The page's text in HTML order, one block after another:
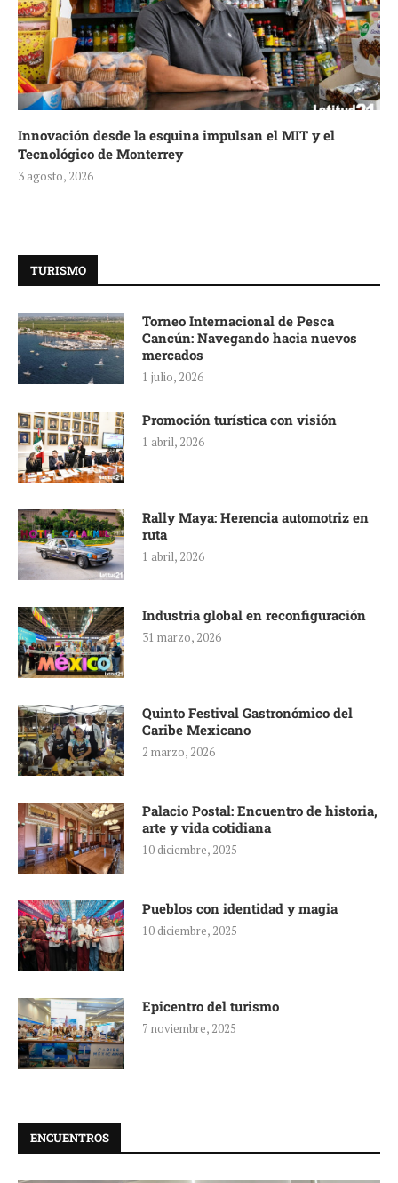
Innovación desde la esquina impulsan el MIT y el
Tecnológico de Monterrey
3 agosto, 2026
TURISMO
Torneo Internacional de Pesca
Cancún: Navegando hacia nuevos
mercados
1 julio, 2026
Promoción turística con visión
1 abril, 2026
Rally Maya: Herencia automotriz en
ruta
1 abril, 2026
Industria global en reconfiguración
31 marzo, 2026
Quinto Festival Gastronómico del
Caribe Mexicano
2 marzo, 2026
Palacio Postal: Encuentro de historia,
arte y vida cotidiana
10 diciembre, 2025
Pueblos con identidad y magia
10 diciembre, 2025
Epicentro del turismo
7 noviembre, 2025
ENCUENTROS